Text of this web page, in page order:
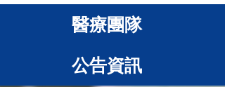
醫療團隊
公告資訊